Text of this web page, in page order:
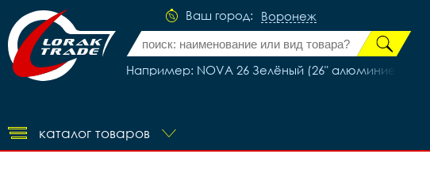
Ваш город: Воронеж
Например: NOVA 26 Зелёный (26" алюминиевая
каталог товаров